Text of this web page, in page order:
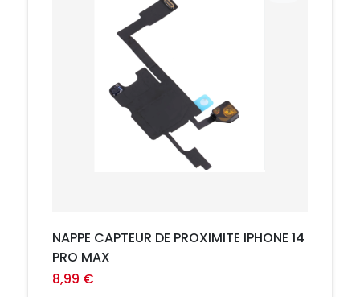
NAPPE CAPTEUR DE PROXIMITE IPHONE 14
PRO MAX
8,99 €